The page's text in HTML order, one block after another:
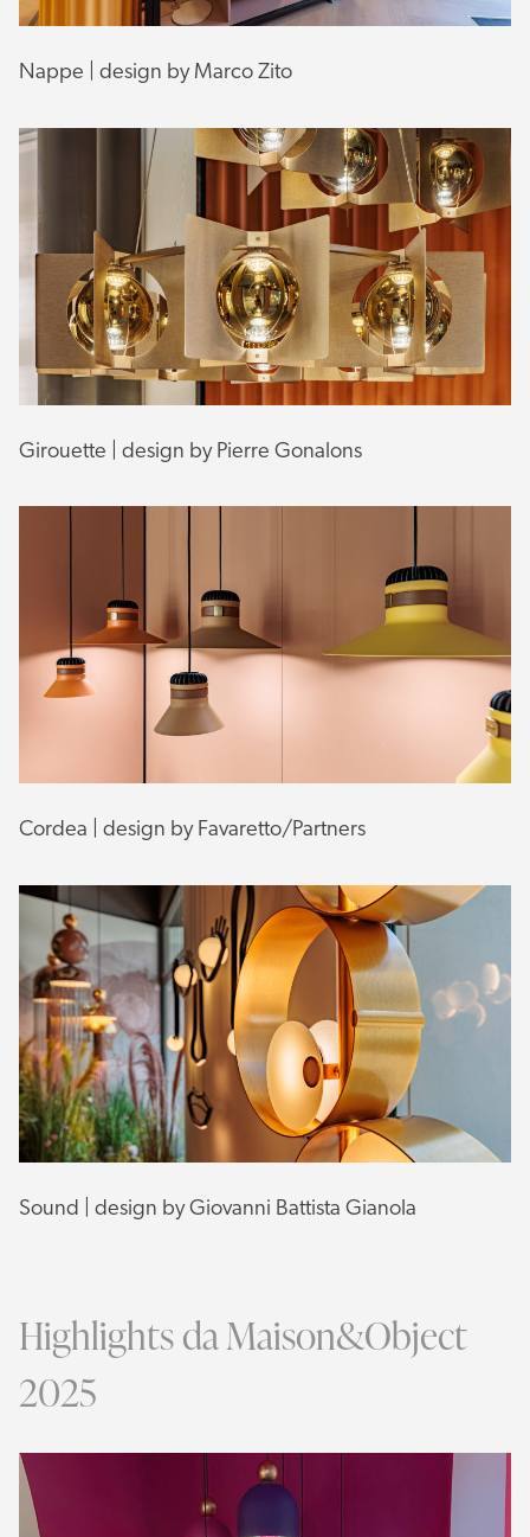
Nappe | design by Marco Zito
Girouette | design by Pierre Gonalons
Cordea | design by Favaretto/Partners
Sound | design by Giovanni Battista Gianola
Highlights da Maison&Object
2025